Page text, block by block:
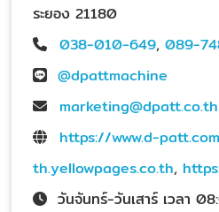
ระยอง 21180
038-010-649, 089-
@dpattmachine
marketing@dpatt.co.th
https://www.d-patt.com
th.yellowpages.co.th,
วันจันทร์-วันเสาร์ เวลา